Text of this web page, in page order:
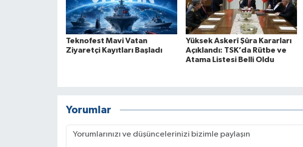
Teknofest Mavi Vatan
Ziyaretçi Kayıtları Başladı
Yüksek Askerî Şûra Kararları
Açıklandı: TSK’da Rütbe ve
Atama Listesi Belli Oldu
Yorumlar